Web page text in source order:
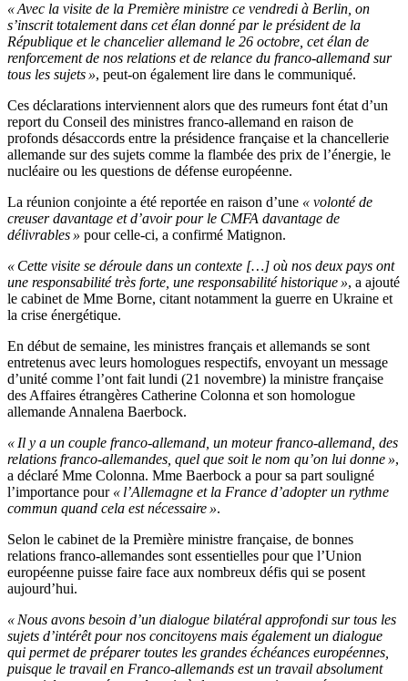
« Avec la visite de la Première ministre ce vendredi à Berlin, on
s’inscrit totalement dans cet élan donné par le président de la
République et le chancelier allemand le 26 octobre, cet élan de
renforcement de nos relations et de relance du franco-allemand sur
tous les sujets », peut-on également lire dans le communiqué.
Ces déclarations interviennent alors que des rumeurs font état d’un
report du Conseil des ministres franco-allemand en raison de
profonds désaccords entre la présidence française et la chancellerie
allemande sur des sujets comme la flambée des prix de l’énergie, le
nucléaire ou les questions de défense européenne.
La réunion conjointe a été reportée en raison d’une « volonté de
creuser davantage et d’avoir pour le CMFA davantage de
délivrables » pour celle-ci, a confirmé Matignon.
« Cette visite se déroule dans un contexte […] où nos deux pays ont
une responsabilité très forte, une responsabilité historique », a ajouté
le cabinet de Mme Borne, citant notamment la guerre en Ukraine et
la crise énergétique.
En début de semaine, les ministres français et allemands se sont
entretenus avec leurs homologues respectifs, envoyant un message
d’unité comme l’ont fait lundi (21 novembre) la ministre française
des Affaires étrangères Catherine Colonna et son homologue
allemande Annalena Baerbock.
« Il y a un couple franco-allemand, un moteur franco-allemand, des
relations franco-allemandes, quel que soit le nom qu’on lui donne »,
a déclaré Mme Colonna. Mme Baerbock a pour sa part souligné
l’importance pour « l’Allemagne et la France d’adopter un rythme
commun quand cela est nécessaire ».
Selon le cabinet de la Première ministre française, de bonnes
relations franco-allemandes sont essentielles pour que l’Union
européenne puisse faire face aux nombreux défis qui se posent
aujourd’hui.
« Nous avons besoin d’un dialogue bilatéral approfondi sur tous les
sujets d’intérêt pour nos concitoyens mais également un dialogue
qui permet de préparer toutes les grandes échéances européennes,
puisque le travail en Franco-allemands est un travail absolument